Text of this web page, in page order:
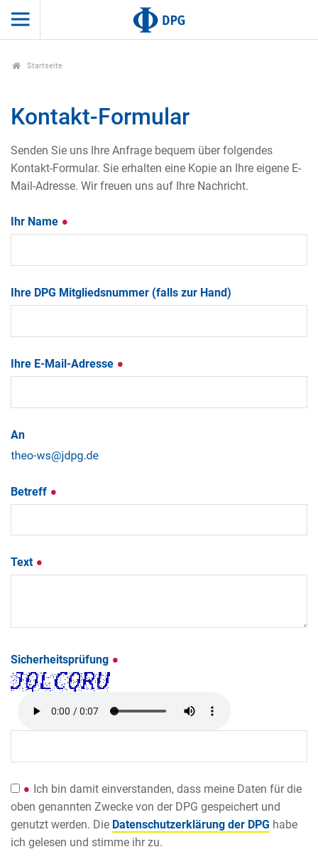
Startseite
Kontakt-Formular
Senden Sie uns Ihre Anfrage bequem über folgendes
Kontakt-Formular. Sie erhalten eine Kopie an Ihre eigene E-
Mail-Adresse. Wir freuen uns auf Ihre Nachricht.
Ihr Name
Ihre DPG Mitgliedsnummer (falls zur Hand)
Ihre E-Mail-Adresse
An
Betreff
Text
Sicherheitsprüfung
Ich bin damit einverstanden, dass meine Daten für die
oben genannten Zwecke von der DPG gespeichert und
genutzt werden. Die Datenschutzerklärung der DPG habe
ich gelesen und stimme ihr zu.